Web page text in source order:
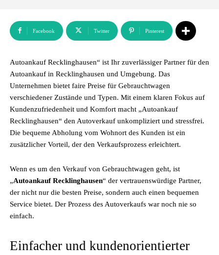
Facebook Twitter Pinterest
Autoankauf Recklinghausen“ ist Ihr zuverlässiger Partner für den
Autoankauf in Recklinghausen und Umgebung. Das
Unternehmen bietet faire Preise für Gebrauchtwagen
verschiedener Zustände und Typen. Mit einem klaren Fokus auf
Kundenzufriedenheit und Komfort macht „Autoankauf
Recklinghausen“ den Autoverkauf unkompliziert und stressfrei.
Die bequeme Abholung vom Wohnort des Kunden ist ein
zusätzlicher Vorteil, der den Verkaufsprozess erleichtert.
Wenn es um den Verkauf von Gebrauchtwagen geht, ist
„Autoankauf Recklinghausen“ der vertrauenswürdige Partner,
der nicht nur die besten Preise, sondern auch einen bequemen
Service bietet. Der Prozess des Autoverkaufs war noch nie so
einfach.
Einfacher und kundenorientierter